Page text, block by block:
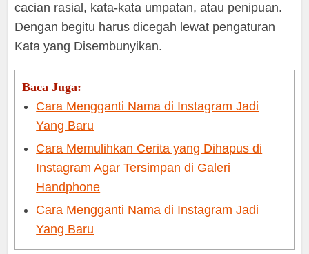
cacian rasial, kata-kata umpatan, atau penipuan.
Dengan begitu harus dicegah lewat pengaturan
Kata yang Disembunyikan.
Baca Juga:
Cara Mengganti Nama di Instagram Jadi
Yang Baru
Cara Memulihkan Cerita yang Dihapus di
Instagram Agar Tersimpan di Galeri
Handphone
Cara Mengganti Nama di Instagram Jadi
Yang Baru